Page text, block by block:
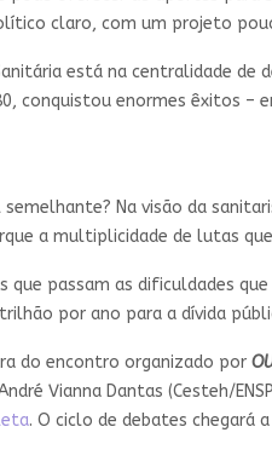
claro, com um projeto
está na centralidade
conquistou enormes êxitos
Na visão da
a multiplicidade de lutas
que passam as dificuldades
por ano para a dívida
do encontro organizado por
Vianna Dantas (Cesteh/
. O ciclo de debates chegará